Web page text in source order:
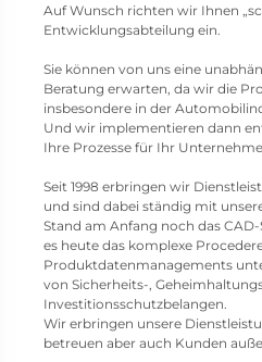
Auf Wunsch richten wir Ihnen
Entwicklungsabteilung ein.
Sie können von uns eine
Beratung erwarten, da wir die
insbesondere in der
Und wir implementieren dann
Ihre Prozesse für Ihr
Seit 1998 erbringen wir
und sind dabei ständig mit
Stand am Anfang noch das
es heute das komplexe
Produktdatenmanagements
von Sicherheits-,
Investitionsschutzbelangen.
Wir erbringen unsere
betreuen aber auch Kunden